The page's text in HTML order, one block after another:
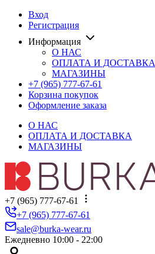
Вход
Регистрация
Информация
О НАС
ОПЛАТА И ДОСТАВКА
МАГАЗИНЫ
+7 (965) 777-67-61
Корзина покупок
Оформление заказа
О НАС
ОПЛАТА И ДОСТАВКА
МАГАЗИНЫ
+7 (965) 777-67-61
+7 (965) 777-67-61
sale@burka-wear.ru
Ежедневно 10:00 - 22:00